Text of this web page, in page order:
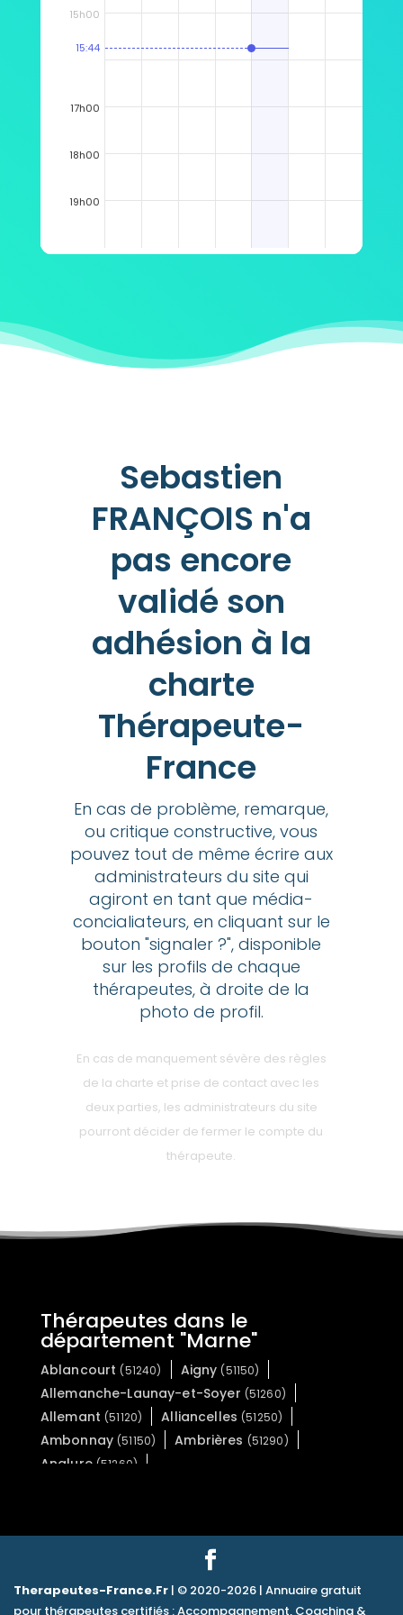
15h00
17h00
18h00
19h00
15:44
Sebastien
FRANÇOIS n'a
pas encore
validé son
adhésion à la
charte
Thérapeute-
France
En cas de problème, remarque,
ou critique constructive, vous
pouvez tout de même écrire aux
administrateurs du site qui
agiront en tant que média-
concialiateurs, en cliquant sur le
bouton "signaler ?", disponible
sur les profils de chaque
thérapeutes, à droite de la
photo de profil.
En cas de manquement sévère des règles
de la charte et prise de contact avec les
deux parties, les administrateurs du site
pourront décider de fermer le compte du
thérapeute.
Thérapeutes dans le
département "Marne"
Ablancourt (51240) Aigny (51150)
Allemanche-Launay-et-Soyer (51260)
Allemant (51120) Alliancelles (51250)
Ambonnay (51150) Ambrières (51290)
Anglure (51260)
Arcis-le-Ponsart(51170) Argers(51800)
Arzillières-Neuville
Aubilly
Aulnay-l'Aître (51240)
Therapeutes-France.Fr | © 2020-2026 | Annuaire gratuit
pour thérapeutes certifiés : Accompagnement, Coaching &